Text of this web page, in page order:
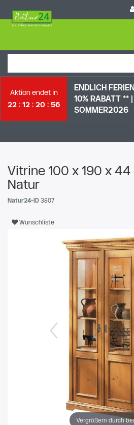
Aktion endet in
22
12 20 55
ENDLICH
10% RABATT ** |
SOMMER2026
Vitrine 100 x 190 x
Natur
Natur24-ID 3807
Wunschliste
Vergrößern durch